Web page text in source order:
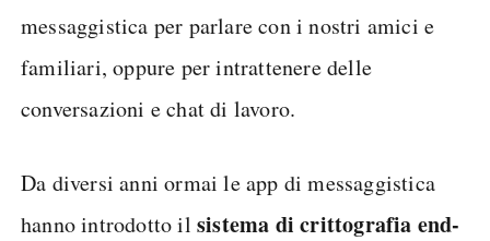
messaggistica per parlare con i nostri amici e
familiari, oppure per intrattenere delle
conversazioni e chat di lavoro.
Da diversi anni ormai le app di messaggistica
hanno introdotto il sistema di crittografia end-